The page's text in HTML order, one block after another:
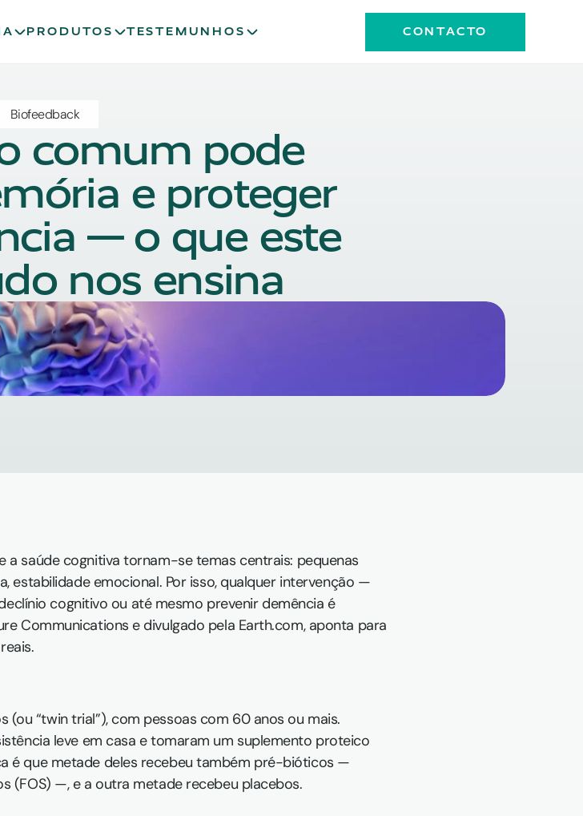
PRODUTOS TESTEMUNHOS CONTACTO
Biofeedback
comum pode
e proteger
— o que este
nos ensina
a saúde cognitiva tornam-se temas centrais: pequenas
estabilidade emocional. Por isso, qualquer intervenção —
cognitivo ou até mesmo prevenir demência é
Communications e divulgado pela Earth.com, aponta para
“twin trial”), com pessoas com 60 anos ou mais.
leve em casa e tomaram um suplemento proteico
é que metade deles recebeu também pré-bióticos —
(FOS) —, e a outra metade recebeu placebos.